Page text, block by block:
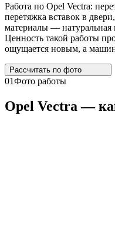
Работа по Opel Vectra:
перетяжка вставок в
материалы —
Ценность такой работы
ощущается новым, а
Рассчитать по фото
01Фото работы
Opel Vectra —